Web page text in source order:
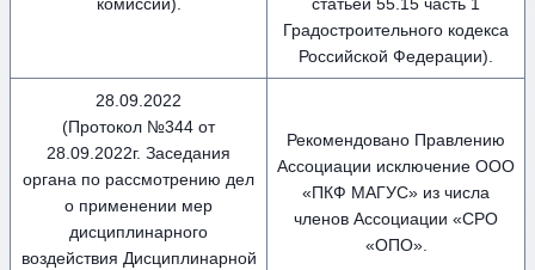
Градостроительного кодекса
Российской Федерации).
28.09.2022
(Протокол №344 от
28.09.2022г. Заседания
органа по рассмотрению дел
о применении мер
дисциплинарного
воздействия Дисциплинарной
Рекомендовано Правлению
Ассоциации исключение ООО
«ПКФ МАГУС» из числа
членов Ассоциации «СРО
«ОПО».